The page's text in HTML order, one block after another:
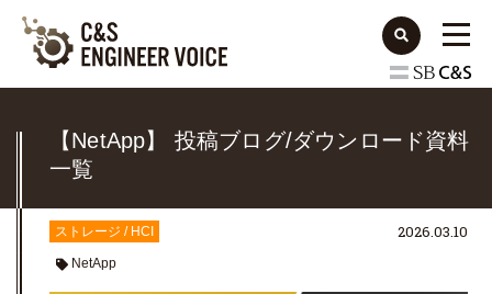
【NetApp】 投稿ブログ/ダウンロード資料
一覧
ストレージ / HCI
NetApp
2026.03.10